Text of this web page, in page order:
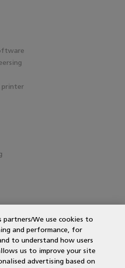
printer
partners/We use cookies to
and performance, for
to understand how users
us to improve your site
advertising based on